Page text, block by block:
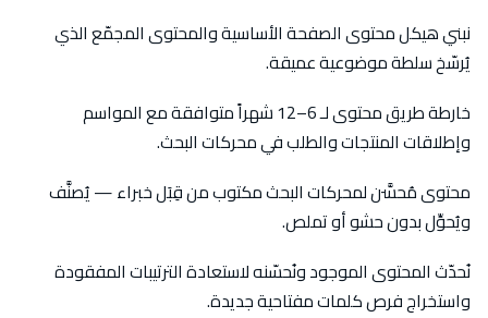
نبني هيكل محتوى الصفحة الأساسية والمحتوى المجمّع الذي
يُرسّخ سلطة موضوعية عميقة.
خارطة طريق محتوى لـ 6–12 شهراً متوافقة مع المواسم
وإطلاقات المنتجات والطلب في محركات البحث.
محتوى مُحسَّن لمحركات البحث مكتوب من قِبَل خبراء — يُصنَّف
ويُحوِّل بدون حشو أو تملص.
نُحدّث المحتوى الموجود ونُحسّنه لاستعادة الترتيبات المفقودة
واستخراج فرص كلمات مفتاحية جديدة.